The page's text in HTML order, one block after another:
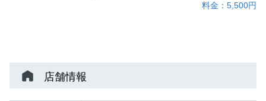
料金：5,500円
店舗情報